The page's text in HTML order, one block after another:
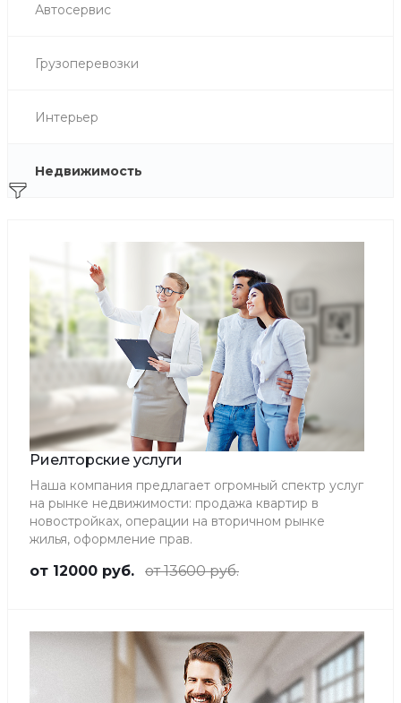
Автосервис
Грузоперевозки
Интерьер
Недвижимость
Риелторские услуги
Наша компания предлагает огромный спектр услуг
на рынке недвижимости: продажа квартир в
новостройках, операции на вторичном рынке
жилья, оформление прав.
от 12000 руб. от 13600 руб.